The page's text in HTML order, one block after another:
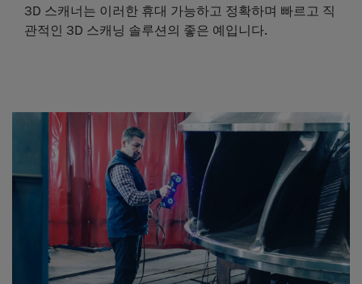
3D 스캐너는 이러한 휴대 가능하고 정확하며 빠르고 직
관적인 3D 스캐닝 솔루션의 좋은 예입니다.